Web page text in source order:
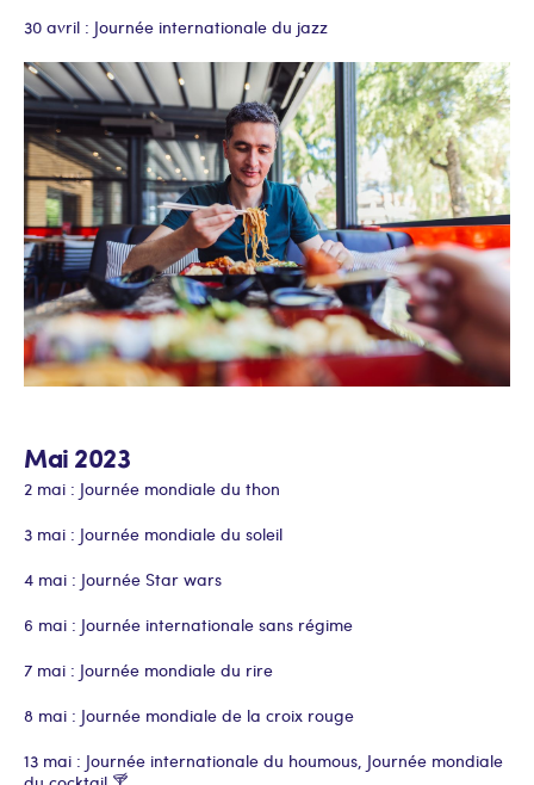
30 avril : Journée internationale du jazz
Mai 2023
2 mai : Journée mondiale du thon
3 mai : Journée mondiale du soleil
4 mai : Journée Star wars
6 mai : Journée internationale sans régime
7 mai : Journée mondiale du rire
8 mai : Journée mondiale de la croix rouge
13 mai : Journée internationale du houmous, Journée mondiale